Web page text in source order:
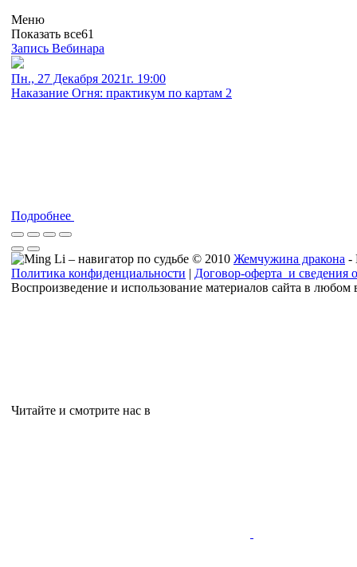
Меню
Показать все61
Запись Вебинара
Пн., 27 Декабря 2021г. 19:00
Наказание Огня: практикум по картам 2
Подробнее
© 2010 Жемчужина дракона -
Политика конфиденциальности | Договор-оферта и сведения
Воспроизведение и использование материалов сайта в
Читайте и смотрите нас в